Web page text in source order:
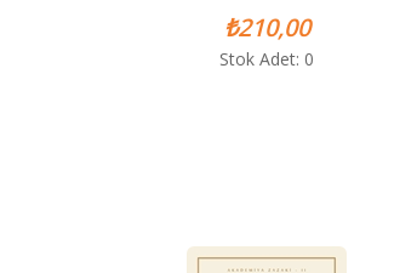
₺210,00
Stok Adet: 0